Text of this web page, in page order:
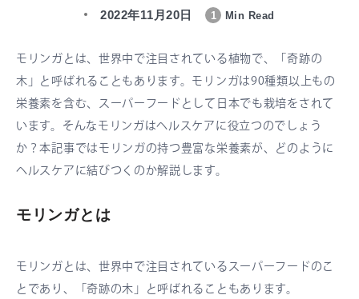
2022年11月20日 1 Min Read
モリンガとは、世界中で注目されている植物で、「奇跡の
木」と呼ばれることもあります。モリンガは90種類以上もの
栄養素を含む、スーパーフードとして日本でも栽培をされて
います。そんなモリンガはヘルスケアに役立つのでしょう
か？本記事ではモリンガの持つ豊富な栄養素が、どのように
ヘルスケアに結びつくのか解説します。
モリンガとは
モリンガとは、世界中で注目されているスーパーフードのこ
とであり、「奇跡の木」と呼ばれることもあります。